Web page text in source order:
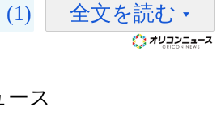
(1) 全文を読む
ース